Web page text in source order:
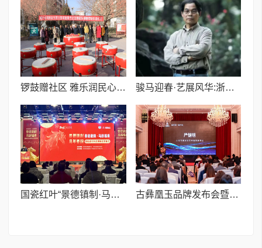
锣鼓赠社区 雅乐润民心I喀什山西商会2万余元乐器为晨光社区文化建设添彩 骏马迎春·艺展风华:浙融媒中心特邀艺术家们送新春祝福,共贺马年祥瑞——刘文清老师
国瓷红叶“景德镇制·马年春碗”《春启瓷韵 马跃福来》新品发布会举行 古彝凰玉品牌发布会暨健康科技座谈会成功举办